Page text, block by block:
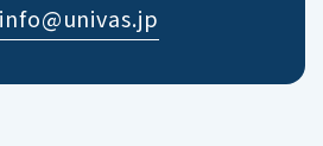
info@univas.jp